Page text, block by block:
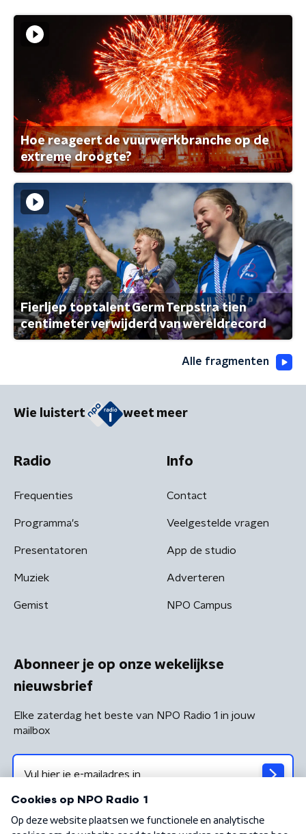
Hoe reageert de vuurwerkbranche op de
extreme droogte?
Fierljep toptalent Germ Terpstra tien
centimeter verwijderd van wereldrecord
Alle fragmenten
Wie luistert weet meer
Radio
Frequenties
Programma's
Presentatoren
Muziek
Gemist
Info
Contact
Veelgestelde vragen
App de studio
Adverteren
NPO Campus
Abonneer je op onze wekelijkse
nieuwsbrief
Elke zaterdag het beste van NPO Radio 1 in jouw
mailbox